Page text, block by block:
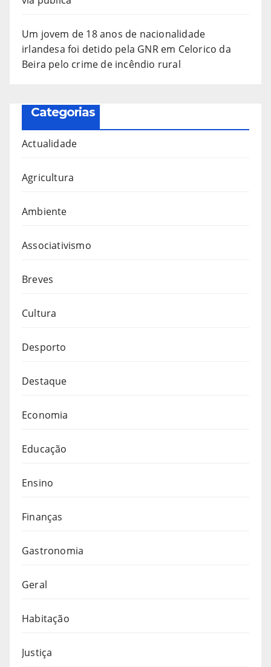
Um jovem de 18 anos de nacionalidade
irlandesa foi detido pela GNR em Celorico da
Beira pelo crime de incêndio rural
Categorias
Actualidade
Agricultura
Ambiente
Associativismo
Breves
Cultura
Desporto
Destaque
Economia
Educação
Ensino
Finanças
Gastronomia
Geral
Habitação
Justiça